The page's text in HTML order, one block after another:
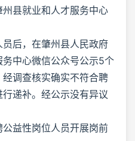
州县就业和人才服务中心
员后，在肇州县人民政府
中心微信公众号公示5个
调查核实确实不符合聘
递补。经公示没有异议
公益性岗位人员开展岗前